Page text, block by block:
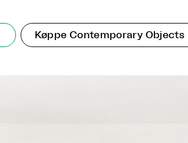
Køppe Contemporary Objects